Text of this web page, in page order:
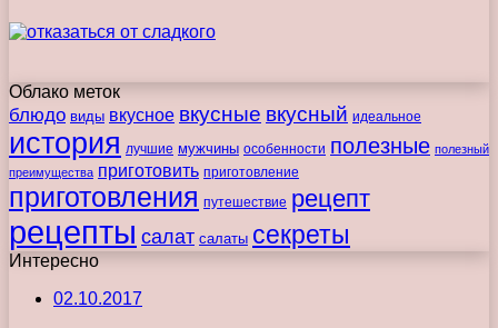
Облако меток
блюдо виды вкусное вкусные вкусный идеальное
история лучшие мужчины особенности полезные полезный
преимущества приготовить приготовление
приготовления путешествие рецепт
рецепты салат салаты секреты
Интересно
02.10.2017